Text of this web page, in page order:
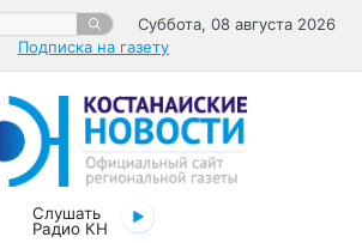
Суббота, 08 августа 2026
Подписка на газету
Слушать
Радио КН